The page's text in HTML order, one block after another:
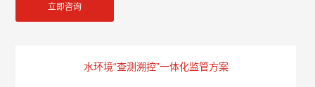
立即咨询
水环境“查测溯控”一体化监管方案